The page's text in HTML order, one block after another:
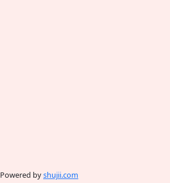
Powered byshujii.com